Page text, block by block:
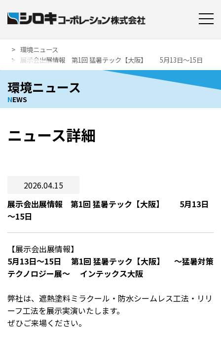
環境ニュース
展示会出展情報 第1回 猛暑テック【大阪】 5月13日～15日
環境ニュース
NEWS
ニュース詳細
2026.04.15
展示会出展情報 第1回 猛暑テック【大阪】 5月13日
～15日
【展示会出展情報】
5月13日～15日 第1回 猛暑テック【大阪】 ～猛暑対策
テクノロジー展～ インテックス大阪
弊社は、遮熱塗料ミラクール・防水シームレス工法・リリ
ーフ工法を展示実演いたします。
ぜひご来場ください。